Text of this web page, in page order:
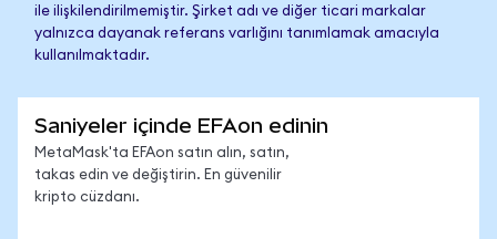
ile ilişkilendirilmemiştir. Şirket adı ve diğer ticari markalar
yalnızca dayanak referans varlığını tanımlamak amacıyla
kullanılmaktadır.
Saniyeler içinde EFAon edinin
MetaMask'ta EFAon satın alın, satın,
takas edin ve değiştirin. En güvenilir
kripto cüzdanı.